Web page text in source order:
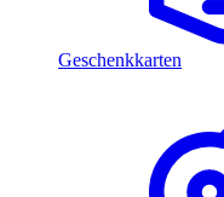
Geschenkkarten